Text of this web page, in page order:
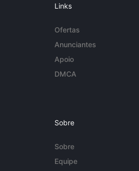
Links
Ofertas
Anunciantes
Apoio
DMCA
Sobre
Sobre
Equipe